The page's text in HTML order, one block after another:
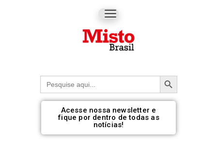
Procurar: Botão de pesquisa
Acesse nossa newsletter e
fique por dentro de todas as
notícias!